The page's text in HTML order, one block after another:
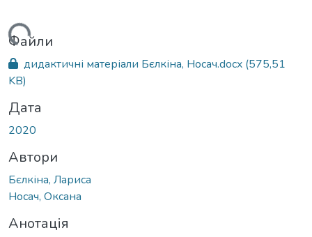
Файли
дидактичні матеріали Бєлкіна, Носач.docx (575,51
KB)
Дата
2020
Автори
Бєлкіна, Лариса
Носач, Оксана
Анотація